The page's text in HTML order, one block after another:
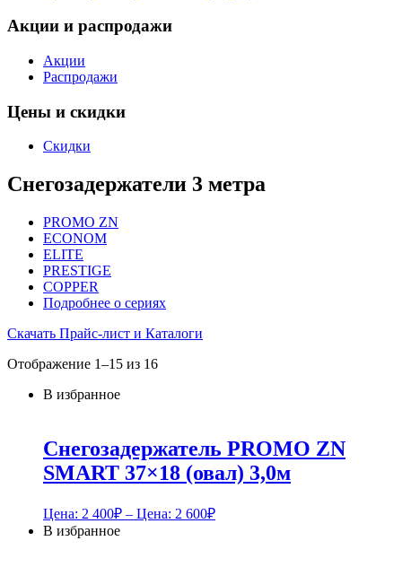
Акции и распродажи
Акции
Распродажи
Цены и скидки
Скидки
Снегозадержатели 3 метра
PROMO ZN
ECONOM
ELITE
PRESTIGE
COPPER
Подробнее о сериях
Скачать Прайс-лист и Каталоги
Отображение 1–15 из 16
В избранное
Снегозадержатель PROMO ZN
SMART 37×18 (овал) 3,0м
Цена: 2 400₽ – Цена: 2 600₽
В избранное